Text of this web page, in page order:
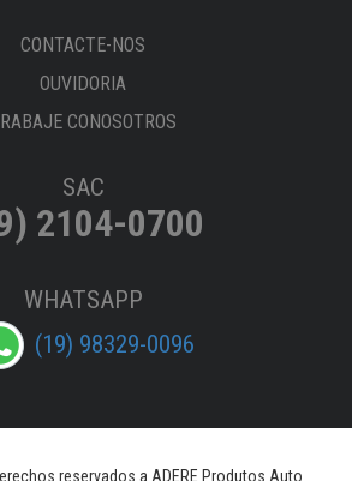
CONTACTE-NOS
OUVIDORIA
CONOSOTROS
SAC
2104-0700
WHATSAPP
(19) 98329-0096
reservados a ADERE Produtos Auto